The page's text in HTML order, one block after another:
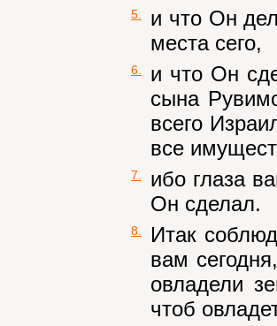
5.
и что Он
места сего,
6.
и что Он
сына
всего
все
7.
ибо глаза
Он сделал.
8.
Итак
вам
овладели
чтоб